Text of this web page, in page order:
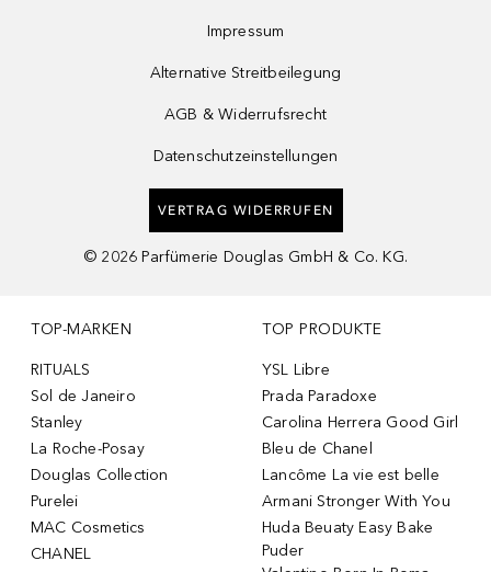
Impressum
Alternative Streitbeilegung
AGB & Widerrufsrecht
Datenschutzeinstellungen
VERTRAG WIDERRUFEN
© 2026 Parfümerie Douglas GmbH & Co. KG.
TOP-MARKEN
RITUALS
Sol de Janeiro
Stanley
La Roche-Posay
Douglas Collection
Purelei
MAC Cosmetics
CHANEL
TOP PRODUKTE
YSL Libre
Prada Paradoxe
Carolina Herrera Good Girl
Bleu de Chanel
Lancôme La vie est belle
Armani Stronger With You
Huda Beuaty Easy Bake
Puder